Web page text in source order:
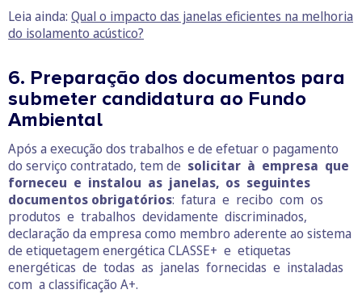
Leia ainda: Qual o impacto das janelas eficientes na melhoria
do isolamento acústico?
6. Preparação dos documentos para
submeter candidatura ao Fundo
Ambiental
Após a execução dos trabalhos e de efetuar o pagamento
do serviço contratado, tem de solicitar à empresa que
forneceu e instalou as janelas, os seguintes
documentos obrigatórios: fatura e recibo com os
produtos e trabalhos devidamente discriminados,
declaração da empresa como membro aderente ao sistema
de etiquetagem energética CLASSE+ e etiquetas
energéticas de todas as janelas fornecidas e instaladas
com a classificação A+.